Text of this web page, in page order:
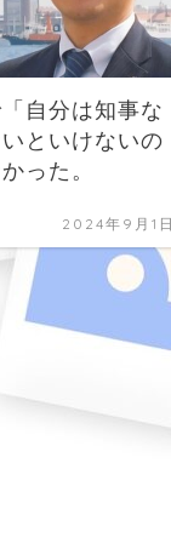
自分は知事な
といけないの
った。
2024年9月1